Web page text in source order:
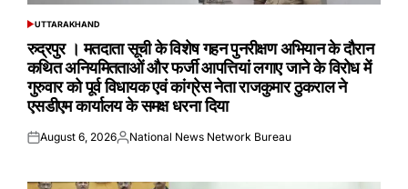
POSTED
UTTARAKHAND
रुद्रपुर । मतदाता सूची के विशेष गहन पुनरीक्षण अभियान के दौरान
कथित अनियमितताओं और फर्जी आपत्तियां लगाए जाने के विरोध में
गुरुवार को पूर्व विधायक एवं कांग्रेस नेता राजकुमार ठुकराल ने
एसडीएम कार्यालय के समक्ष धरना दिया
Posted
August 6, 2026Posted
National News Network Bureau